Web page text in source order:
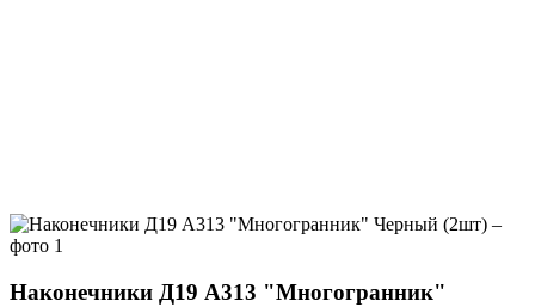
Наконечники Д19 А313 "Многогранник"